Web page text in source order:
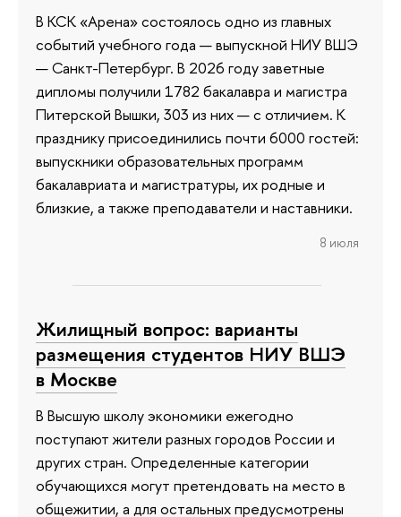
В КСК «Арена» состоялось одно из главных
событий учебного года — выпускной НИУ ВШЭ
— Санкт-Петербург. В 2026 году заветные
дипломы получили 1782 бакалавра и магистра
Питерской Вышки, 303 из них — с отличием. К
празднику присоединились почти 6000 гостей:
выпускники образовательных программ
бакалавриата и магистратуры, их родные и
близкие, а также преподаватели и наставники.
8 июля
Жилищный вопрос: варианты
размещения студентов НИУ ВШЭ
в Москве
В Высшую школу экономики ежегодно
поступают жители разных городов России и
других стран. Определенные категории
обучающихся могут претендовать на место в
общежитии, а для остальных предусмотрены